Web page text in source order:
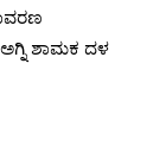
ಶಾಮಕ ದಳ